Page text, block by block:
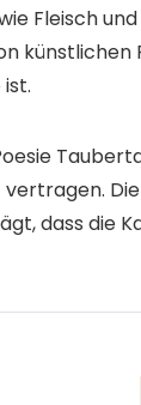
Fleisch
dass die